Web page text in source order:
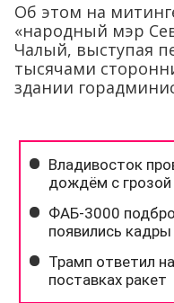
Об этом на
«народный мэр
Чалый, выступая
тысячами
здании